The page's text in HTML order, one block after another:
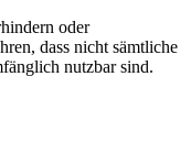
oder
dass nicht sämtliche
nutzbar sind.